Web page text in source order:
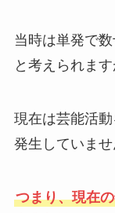
当時は単発で
と考えられます
現在は芸能活
発生していませ
つまり、現在